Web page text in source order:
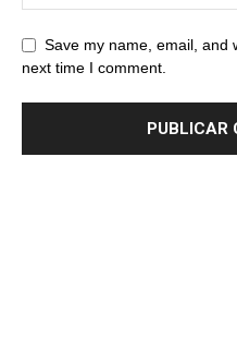
Save my name, email, and
next time I comment.